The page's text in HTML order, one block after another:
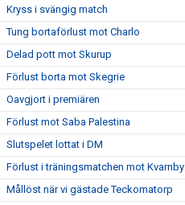
Kryss i svängig match
Tung bortaförlust mot Charlo
Delad pott mot Skurup
Förlust borta mot Skegrie
Oavgjort i premiären
Förlust mot Saba Palestina
Slutspelet lottat i DM
Förlust i träningsmatchen mot Kvarnby
Mållöst när vi gästade Teckomatorp